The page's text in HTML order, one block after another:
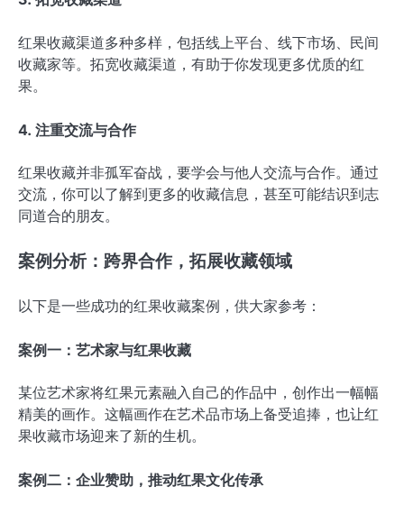
红果收藏渠道多种多样，包括线上平台、线下市场、民间
收藏家等。拓宽收藏渠道，有助于你发现更多优质的红
果。
4. 注重交流与合作
红果收藏并非孤军奋战，要学会与他人交流与合作。通过
交流，你可以了解到更多的收藏信息，甚至可能结识到志
同道合的朋友。
案例分析：跨界合作，拓展收藏领域
以下是一些成功的红果收藏案例，供大家参考：
案例一：艺术家与红果收藏
某位艺术家将红果元素融入自己的作品中，创作出一幅幅
精美的画作。这幅画作在艺术品市场上备受追捧，也让红
果收藏市场迎来了新的生机。
案例二：企业赞助，推动红果文化传承